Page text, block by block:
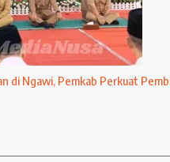
di Ngawi, Pemkab Perkuat